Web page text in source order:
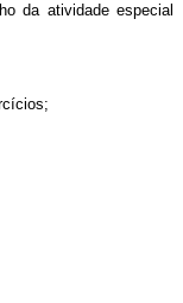
da atividade especial